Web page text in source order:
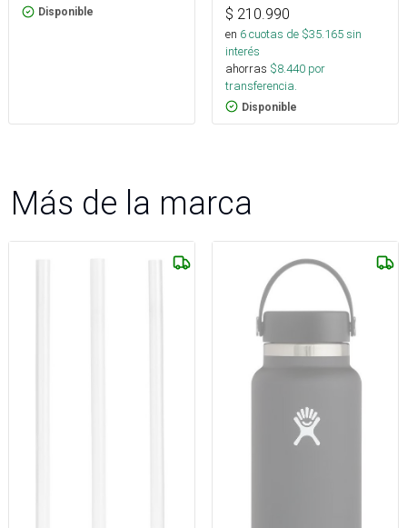
Disponible $ 210.990
en 6cuotas de $35.165sin
interés
ahorras $8.440 por
transferencia.
Disponible
Más de la marca